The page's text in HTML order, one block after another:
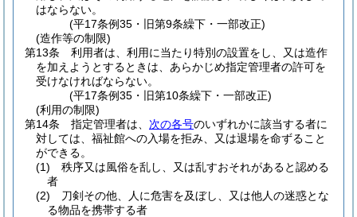
はならない。
(平17条例35・旧第9条繰下・一部改正)
(造作等の制限)
第13条
利用者は、利用に当たり特別の設置をし、又は造作
を加えようとするときは、あらかじめ指定管理者の許可を
受けなければならない。
(平17条例35・旧第10条繰下・一部改正)
(利用の制限)
第14条
指定管理者は、 次の各号のいずれかに該当する者に
対しては、福祉館への入場を拒み、又は退場を命ずること
ができる。
(1)
秩序又は風俗を乱し、又は乱すおそれがあると認める
者
(2)
刀剣その他、人に危害を及ぼし、又は他人の迷惑とな
る物品を携帯する者